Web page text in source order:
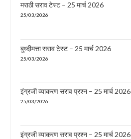
मराठी सराव टेस्ट – 25 मार्च 2026
25/03/2026
बुध्दीमत्ता सराव टेस्ट – 25 मार्च 2026
25/03/2026
इंग्रजी व्याकरण सराव प्रश्न – 25 मार्च 2026
25/03/2026
इंग्रजी व्याकरण सराव प्रश्न – 25 मार्च 2026